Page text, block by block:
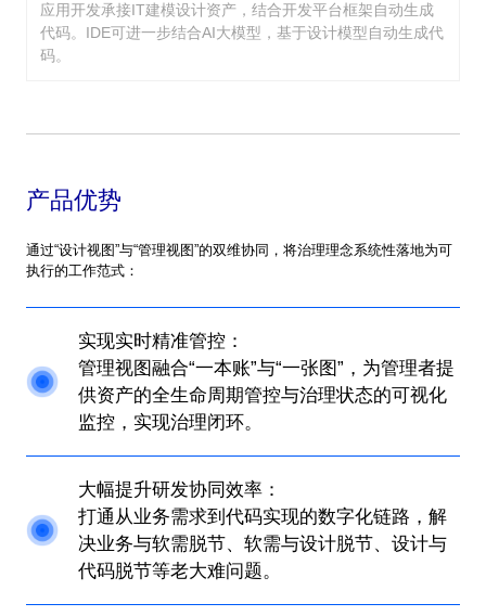
应用开发承接IT建模设计资产，结合开发平台框架自动生成
代码。IDE可进一步结合AI大模型，基于设计模型自动生成代
码。
产品优势
通过“设计视图”与“管理视图”的双维协同，将治理理念系统性落地为可
执行的工作范式：
实现实时精准管控：
管理视图融合“一本账”与“一张图”，为管理者提
供资产的全生命周期管控与治理状态的可视化
监控，实现治理闭环。
大幅提升研发协同效率：
打通从业务需求到代码实现的数字化链路，解
决业务与软需脱节、软需与设计脱节、设计与
代码脱节等老大难问题。